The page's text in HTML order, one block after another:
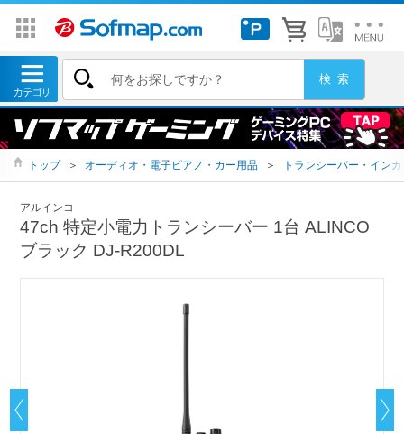
トップ ＞ オーディオ・電子ピアノ・カー用品 ＞ トランシーバー・インカ
アルインコ
47ch 特定小電力トランシーバー 1台 ALINCO
ブラック DJ-R200DL